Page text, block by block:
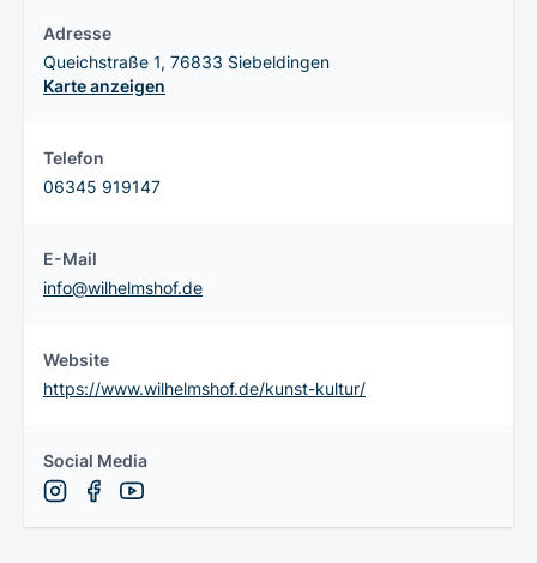
Adresse
Queichstraße 1, 76833 Siebeldingen
Karte anzeigen
Telefon
06345 919147
E-Mail
info@wilhelmshof.de
Website
https://www.wilhelmshof.de/kunst-kultur/
Social Media